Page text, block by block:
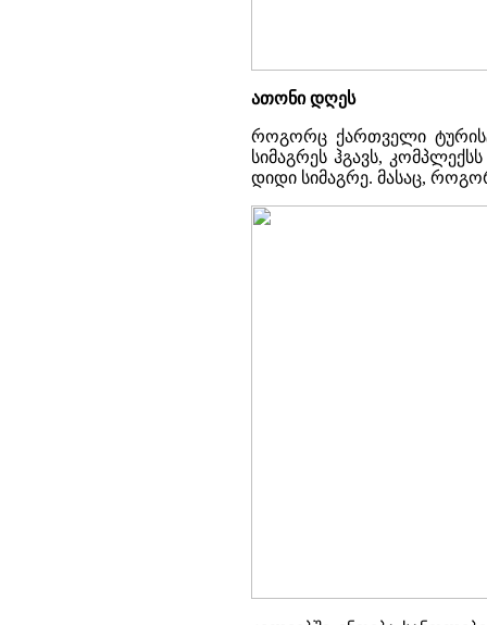
ათონი დღეს
როგორც ქართველი
სიმაგრეს ჰგავს,
დიდი სიმაგრე. მასაც,